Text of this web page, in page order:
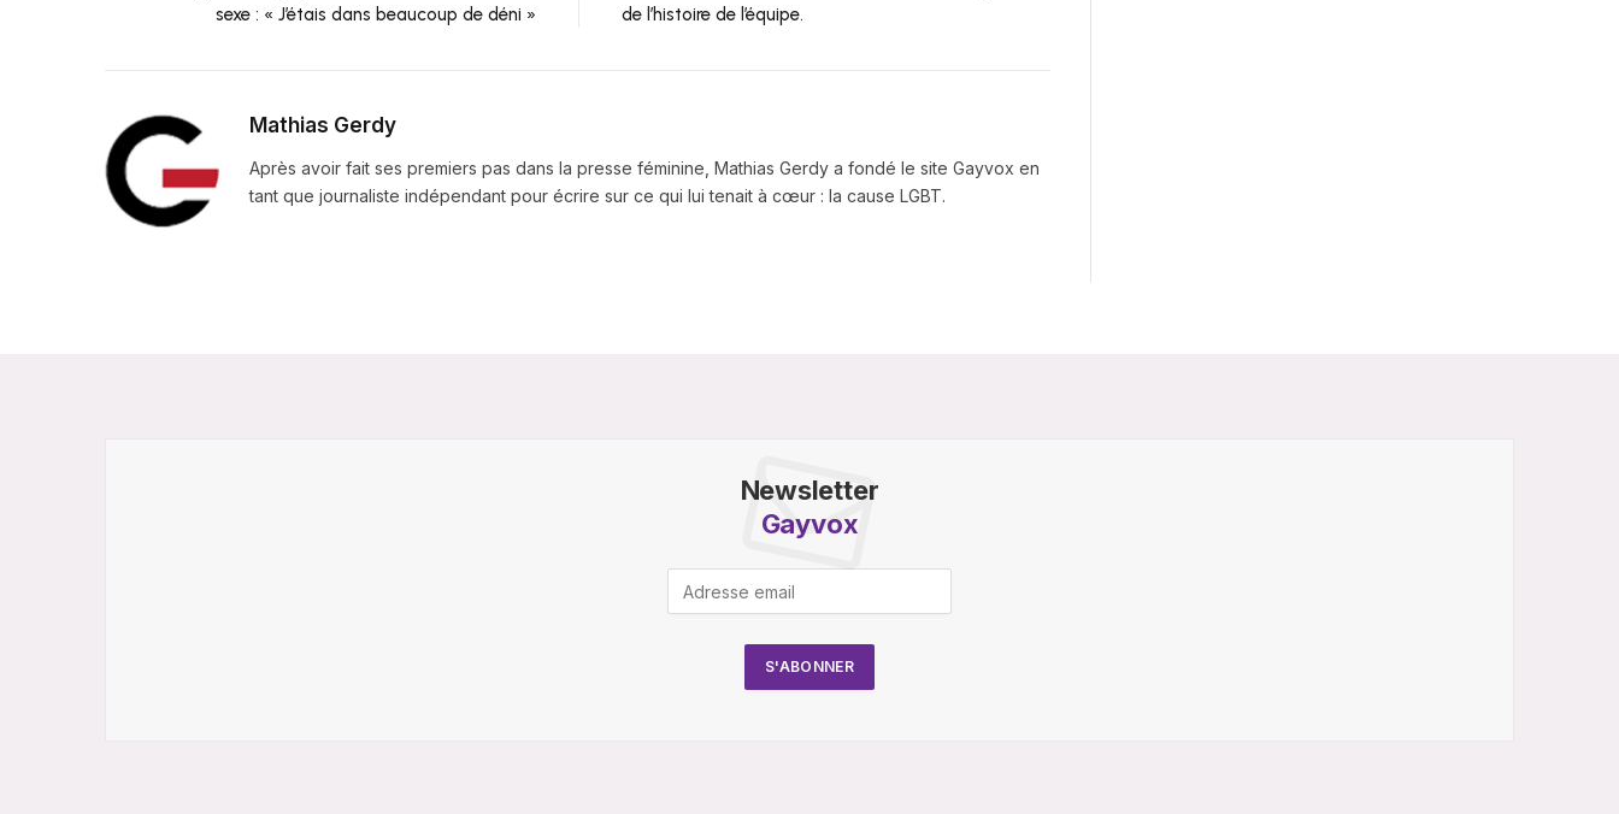
sexe : « J’étais dans beaucoup de déni »
de l’histoire de l’équipe.
Mathias Gerdy
Après avoir fait ses premiers pas dans la presse féminine, Mathias Gerdy a fondé le site Gayvox en
tant que journaliste indépendant pour écrire sur ce qui lui tenait à cœur : la cause LGBT.
Newsletter
Gayvox